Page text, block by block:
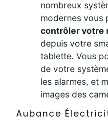
nombreux
modernes vous
contrôler votre
depuis votre
tablette. Vous
de votre
les alarmes, et
images des
Aubance